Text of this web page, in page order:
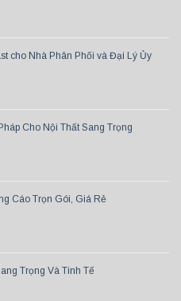
cho Nhà Phân Phối và Đại Lý Ủy
Cho Nội Thất Sang Trọng
Cáo Trọn Gói, Giá Rẻ
Trọng Và Tinh Tế